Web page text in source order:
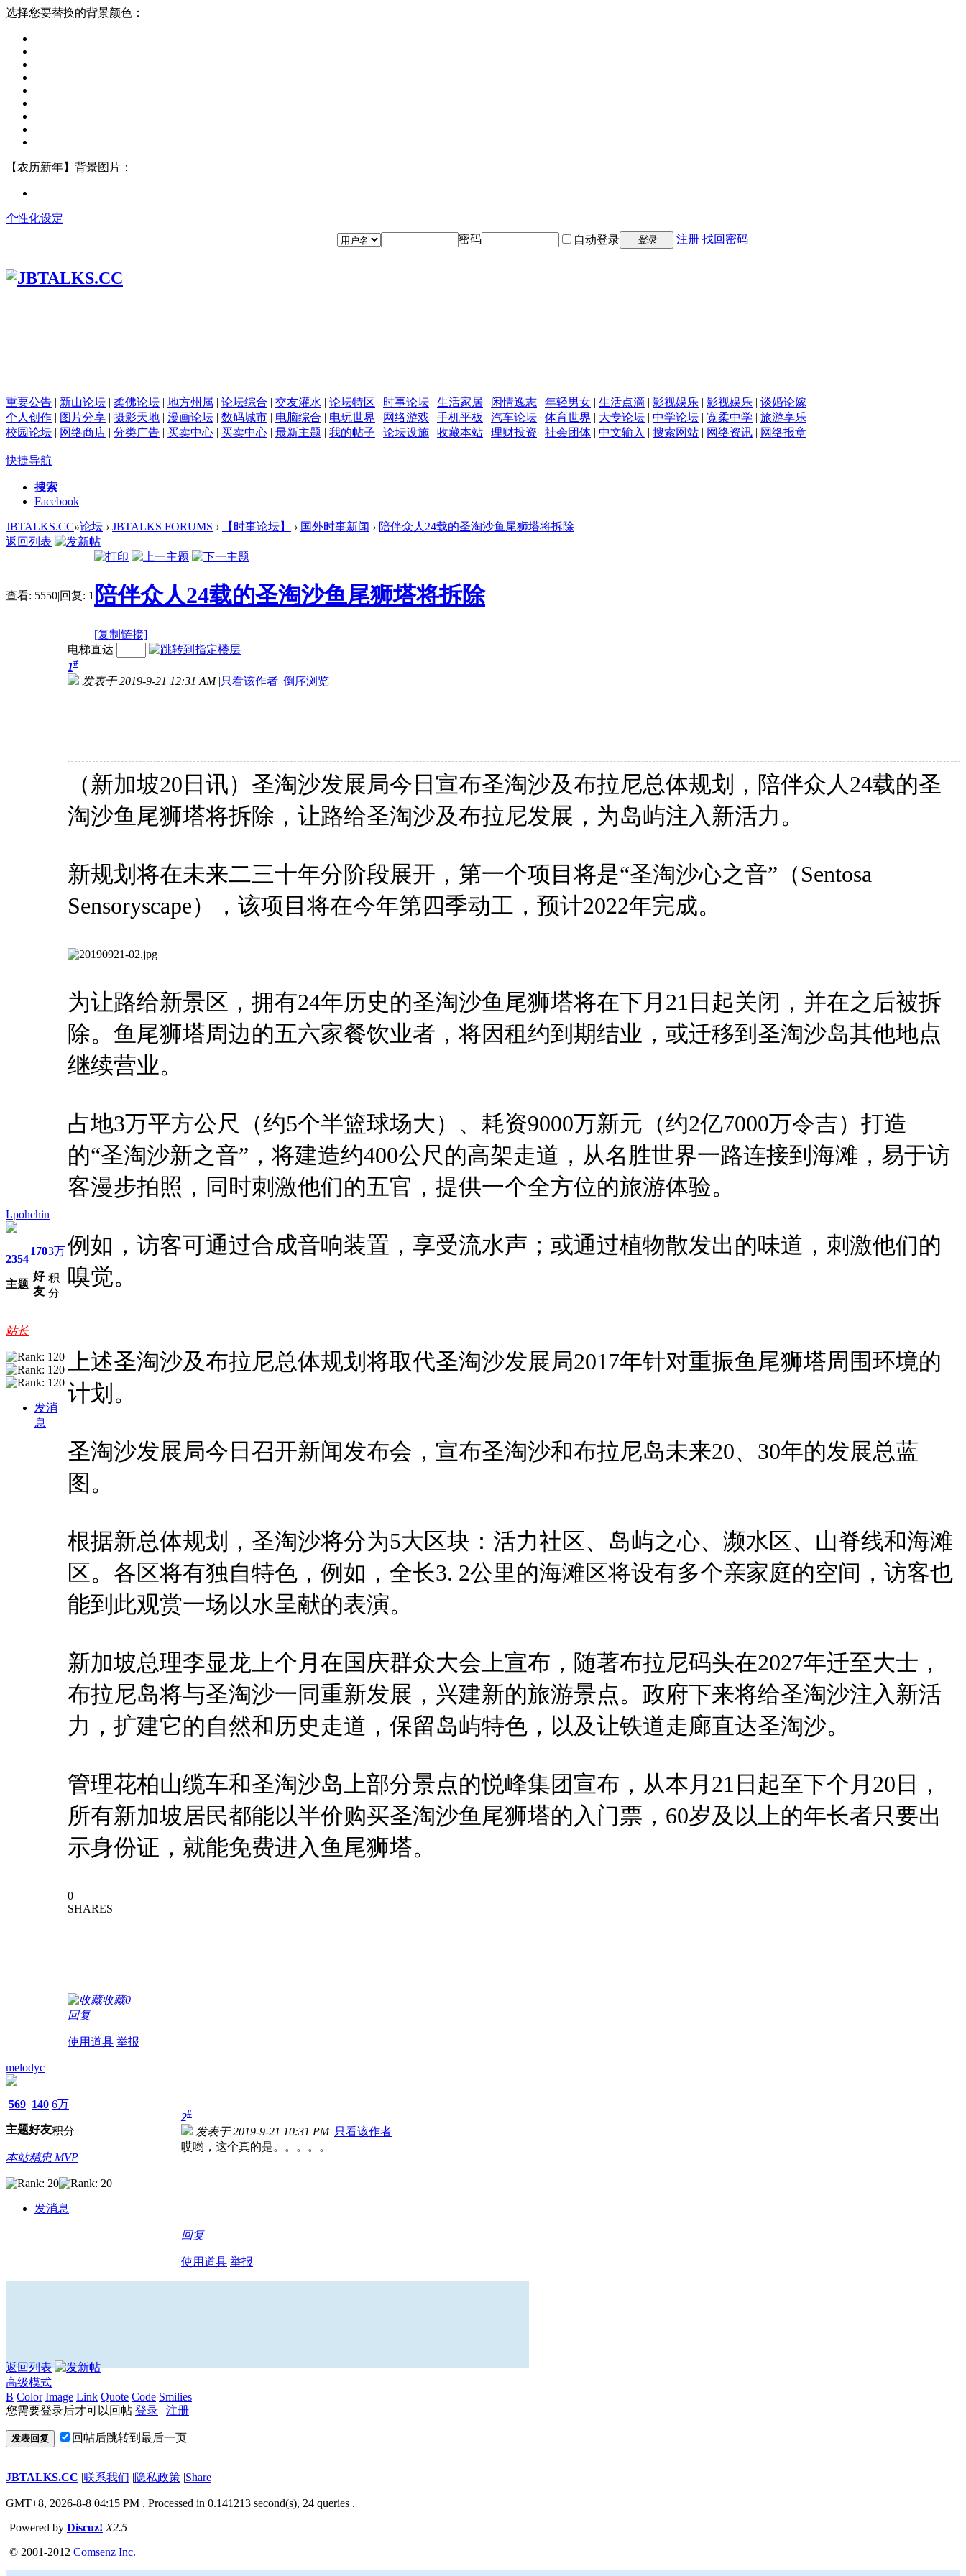
选择您要替换的背景颜色：
【农历新年】背景图片：
个性化设定
密码
自动登录 登录 注册 找回密码
重要公告 | 新山论坛 | 柔佛论坛 | 地方州属 | 论坛综合 | 交友灌水 | 论坛特区 | 时事论坛 | 生活家居 | 闲情逸志 | 年轻男女 | 生活点滴 | 影视娱乐 | 影视娱乐 | 谈婚论嫁
个人创作 | 图片分享 | 摄影天地 | 漫画论坛 | 数码城市 | 电脑综合 | 电玩世界 | 网络游戏 | 手机平板 | 汽车论坛 | 体育世界 | 大专论坛 | 中学论坛 | 宽柔中学 | 旅游享乐
校园论坛 | 网络商店 | 分类广告 | 买卖中心 | 买卖中心 | 最新主题 | 我的帖子 | 论坛设施 | 收藏本站 | 理财投资 | 社会团体 | 中文输入 | 搜索网站 | 网络资讯 | 网络报章
快捷导航
搜索
Facebook
JBTALKS.CC»论坛 › JBTALKS FORUMS › 【时事论坛】 › 国外时事新闻 › 陪伴众人24载的圣淘沙鱼尾狮塔将拆除
返回列表
查看: 5550|回复: 1 陪伴众人24载的圣淘沙鱼尾狮塔将拆除
[复制链接]
Lpohchin
2354
主题
170
好
友
3万
积
分
站长
发消
息
电梯直达
1#
发表于 2019-9-21 12:31 AM |只看该作者 |倒序浏览
（新加坡20日讯）圣淘沙发展局今日宣布圣淘沙及布拉尼总体规划，陪伴众人24载的圣
淘沙鱼尾狮塔将拆除，让路给圣淘沙及布拉尼发展，为岛屿注入新活力。
新规划将在未来二三十年分阶段展开，第一个项目将是“圣淘沙心之音”（Sentosa
Sensoryscape），该项目将在今年第四季动工，预计2022年完成。
为让路给新景区，拥有24年历史的圣淘沙鱼尾狮塔将在下月21日起关闭，并在之后被拆
除。鱼尾狮塔周边的五六家餐饮业者，将因租约到期结业，或迁移到圣淘沙岛其他地点
继续营业。
占地3万平方公尺（约5个半篮球场大）、耗资9000万新元（约2亿7000万令吉）打造
的“圣淘沙新之音”，将建造约400公尺的高架走道，从名胜世界一路连接到海滩，易于访
客漫步拍照，同时刺激他们的五官，提供一个全方位的旅游体验。
例如，访客可通过合成音响装置，享受流水声；或通过植物散发出的味道，刺激他们的
嗅觉。
上述圣淘沙及布拉尼总体规划将取代圣淘沙发展局2017年针对重振鱼尾狮塔周围环境的
计划。
圣淘沙发展局今日召开新闻发布会，宣布圣淘沙和布拉尼岛未来20、30年的发展总蓝
图。
根据新总体规划，圣淘沙将分为5大区块：活力社区、岛屿之心、濒水区、山脊线和海滩
区。各区将有独自特色，例如，全长3. 2公里的海滩区将设有多个亲家庭的空间，访客也
能到此观赏一场以水呈献的表演。
新加坡总理李显龙上个月在国庆群众大会上宣布，随著布拉尼码头在2027年迁至大士，
布拉尼岛将与圣淘沙一同重新发展，兴建新的旅游景点。政府下来将给圣淘沙注入新活
力，扩建它的自然和历史走道，保留岛屿特色，以及让铁道走廊直达圣淘沙。
管理花柏山缆车和圣淘沙岛上部分景点的悦峰集团宣布，从本月21日起至下个月20日，
所有新加坡居民都能以半价购买圣淘沙鱼尾狮塔的入门票，60岁及以上的年长者只要出
示身份证，就能免费进入鱼尾狮塔。
0
SHARES
收藏0
回复
使用道具 举报
melodyc
569
主题
140
好友
6万
积分
本站精忠 MVP
发消息
2#
发表于 2019-9-21 10:31 PM |只看该作者
哎哟，这个真的是。。。。。
回复
使用道具 举报
返回列表
高级模式
B Color Image Link Quote Code Smilies
您需要登录后才可以回帖 登录 | 注册
发表回复 回帖后跳转到最后一页
JBTALKS.CC |联系我们 |隐私政策 |Share
GMT+8, 2026-8-8 04:15 PM , Processed in 0.141213 second(s), 24 queries .
Powered by Discuz! X2.5
© 2001-2012 Comsenz Inc.